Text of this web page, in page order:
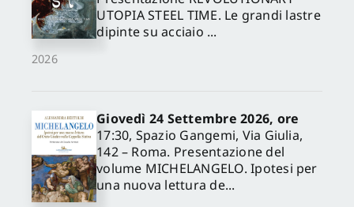
2026
UTOPIA STEEL TIME. Le grandi lastre
dipinte su acciaio ...
Giovedì 24 Settembre 2026, ore
17:30, Spazio Gangemi, Via Giulia,
142 – Roma. Presentazione del
volume MICHELANGELO. Ipotesi per
una nuova lettura de...